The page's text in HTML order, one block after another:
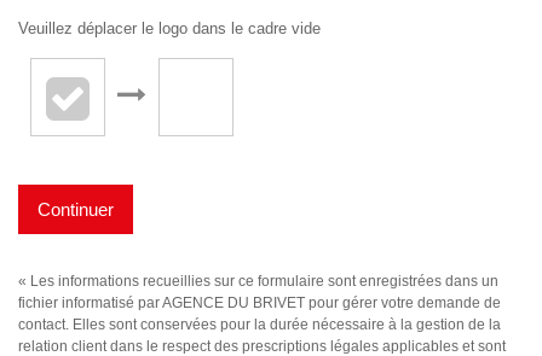
Veuillez déplacer le logo dans le cadre vide
Continuer
« Les informations recueillies sur ce formulaire sont enregistrées dans un
fichier informatisé par AGENCE DU BRIVET pour gérer votre demande de
contact. Elles sont conservées pour la durée nécessaire à la gestion de la
relation client dans le respect des prescriptions légales applicables et sont